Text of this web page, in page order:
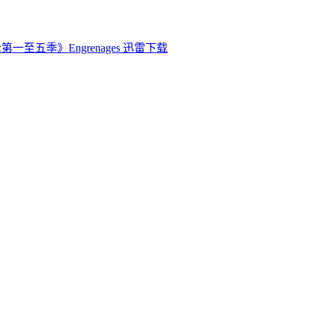
一至五季》Engrenages 迅雷下载